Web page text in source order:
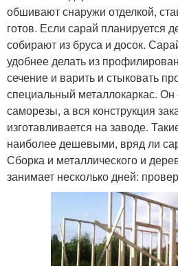
обшивают снаружи отделкой,
готов. Если сарай планируется
собирают из бруса и досок.
удобнее делать из
сечение и варить и стыковать
специальный металлокаркас. Он
саморезы, а вся конструкция
изготавливается на заводе.
наиболее дешевыми, вряд ли
Сборка и металлического и
занимает несколько дней: